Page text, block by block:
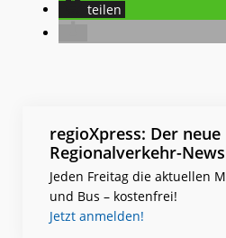
teilen
regioXpress: Der neue
Regionalverkehr-
Jeden Freitag die aktuellen
und Bus – kostenfrei!
Jetzt anmelden!